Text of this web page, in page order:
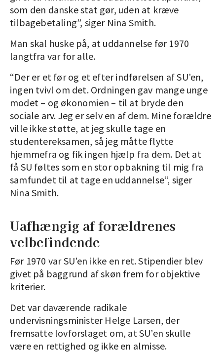
som den danske stat gør, uden at kræve
tilbagebetaling”, siger Nina Smith.
Man skal huske på, at uddannelse før 1970
langtfra var for alle.
“Der er et før og et efter indførelsen af SU’en,
ingen tvivl om det. Ordningen gav mange unge
modet – og økonomien – til at bryde den
sociale arv. Jeg er selv en af dem. Mine forældre
ville ikke støtte, at jeg skulle tage en
studentereksamen, så jeg måtte flytte
hjemmefra og fik ingen hjælp fra dem. Det at
få SU føltes som en stor opbakning til mig fra
samfundet til at tage en uddannelse”, siger
Nina Smith.
Uafhængig af forældrenes
velbefindende
Før 1970 var SU’en ikke en ret. Stipendier blev
givet på baggrund af skøn frem for objektive
kriterier.
Det var daværende radikale
undervisningsminister Helge Larsen, der
fremsatte lovforslaget om, at SU’en skulle
være en rettighed og ikke en almisse.